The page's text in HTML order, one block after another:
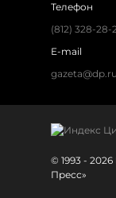
Телефон
(812) 328-28-
E-mail
gazeta@dp.ru
© 1993 -
Пресс»